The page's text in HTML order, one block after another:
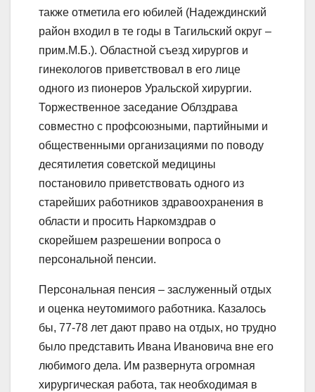
также отметила его юбилей (Надеждинский
район входил в те годы в Тагильский округ –
прим.М.Б.). Областной съезд хирургов и
гинекологов приветствовал в его лице
одного из пионеров Уральской хирургии.
Торжественное заседание Облздрава
совместно с профсоюзными, партийными и
общественными организациями по поводу
десятилетия советской медицины
постановило приветствовать одного из
старейших работников здравоохранения в
области и просить Наркомздрав о
скорейшем разрешении вопроса о
персональной пенсии.
Персональная пенсия – заслуженный отдых
и оценка неутомимого работника. Казалось
бы, 77-78 лет дают право на отдых, но трудно
было представить Ивана Ивановича вне его
любимого дела. Им развернута огромная
хирургическая работа, так необходимая в